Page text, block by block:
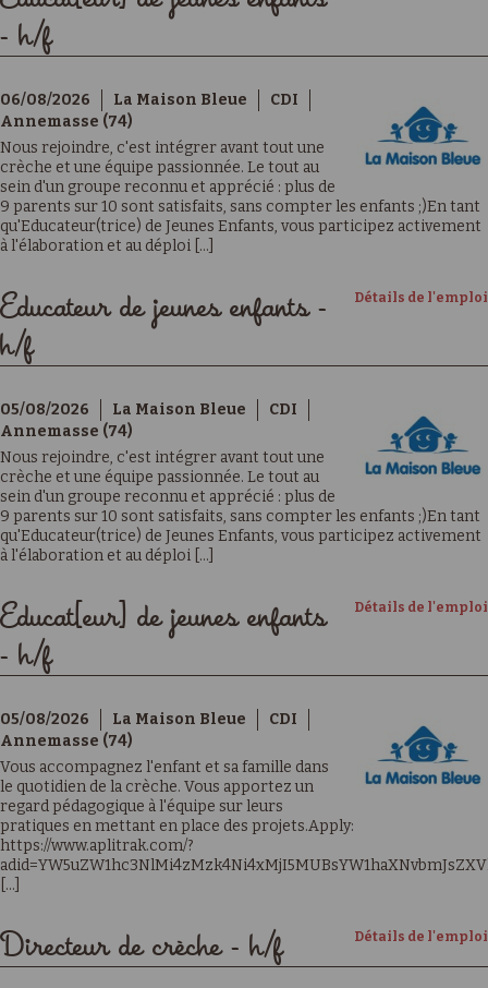
- h/f
06/08/2026 La Maison Bleue
CDI
Annemasse (74)
Nous rejoindre, c'est intégrer avant tout une
crèche et une équipe passionnée. Le tout au
sein d'un groupe reconnu et apprécié : plus de
9 parents sur 10 sont satisfaits, sans compter les enfants ;)En tant
qu'Educateur(trice) de Jeunes Enfants, vous participez activement
à l'élaboration et au déploi [...]
Détails de l'emploi
Educateur de jeunes enfants -
h/f
05/08/2026 La Maison Bleue
CDI
Annemasse (74)
Nous rejoindre, c'est intégrer avant tout une
crèche et une équipe passionnée. Le tout au
sein d'un groupe reconnu et apprécié : plus de
9 parents sur 10 sont satisfaits, sans compter les enfants ;)En tant
qu'Educateur(trice) de Jeunes Enfants, vous participez activement
à l'élaboration et au déploi [...]
Détails de l'emploi
Educat[eur] de jeunes enfants
- h/f
05/08/2026 La Maison Bleue
CDI
Annemasse (74)
Vous accompagnez l'enfant et sa famille dans
le quotidien de la crèche. Vous apportez un
regard pédagogique à l'équipe sur leurs
pratiques en mettant en place des projets.Apply:
https://www.aplitrak.com/?
[...]
Détails de l'emploi
Directeur de crèche - h/f